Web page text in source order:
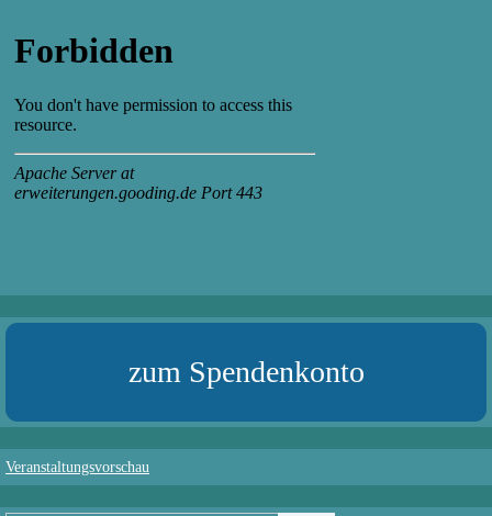
zum Spendenkonto
Veranstaltungsvorschau